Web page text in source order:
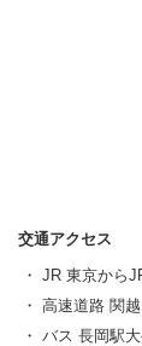
交通アクセス
JR 東京から
高速道路 関
バス 長岡駅